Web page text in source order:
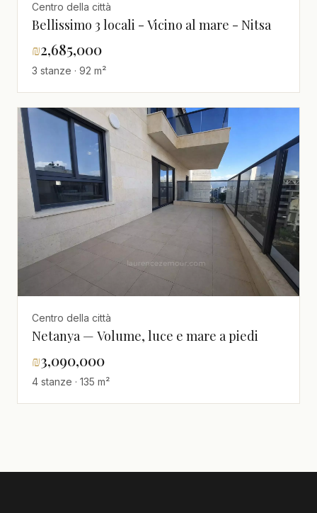
Centro della città
Bellissimo 3 locali - Vicino al mare - Nitsa
₪2,685,000
3 stanze · 92 m²
Centro della città
Netanya — Volume, luce e mare a piedi
₪3,090,000
4 stanze · 135 m²